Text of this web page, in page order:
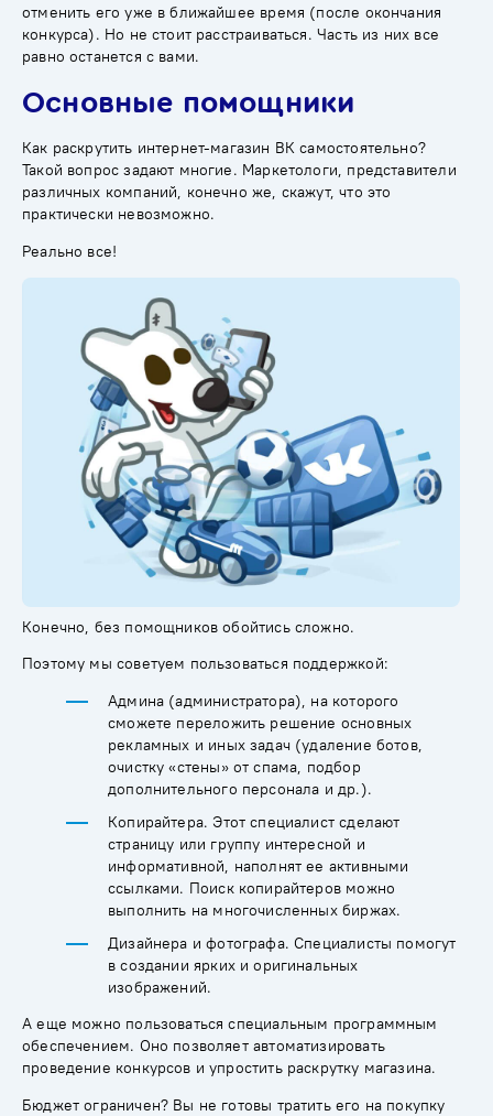
отменить его уже в ближайшее время (после окончания
конкурса). Но не стоит расстраиваться. Часть из них все
равно останется с вами.
Основные помощники
Как раскрутить интернет-магазин ВК самостоятельно?
Такой вопрос задают многие. Маркетологи, представители
различных компаний, конечно же, скажут, что это
практически невозможно.
Реально все!
Конечно, без помощников обойтись сложно.
Поэтому мы советуем пользоваться поддержкой:
Админа (администратора), на которого
сможете переложить решение основных
рекламных и иных задач (удаление ботов,
очистку «стены» от спама, подбор
дополнительного персонала и др.).
Копирайтера. Этот специалист сделают
страницу или группу интересной и
информативной, наполнят ее активными
ссылками. Поиск копирайтеров можно
выполнить на многочисленных биржах.
Дизайнера и фотографа. Специалисты помогут
в создании ярких и оригинальных
изображений.
А еще можно пользоваться специальным программным
обеспечением. Оно позволяет автоматизировать
проведение конкурсов и упростить раскрутку магазина.
Бюджет ограничен? Вы не готовы тратить его на покупку